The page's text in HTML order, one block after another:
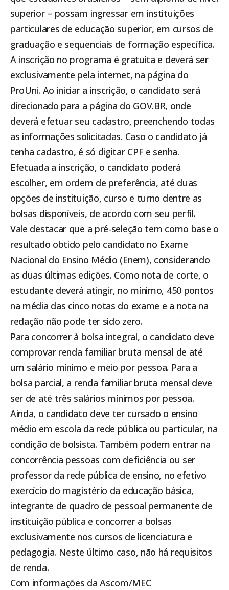
superior – possam ingressar em instituições
particulares de educação superior, em cursos de
graduação e sequenciais de formação específica.
A inscrição no programa é gratuita e deverá ser
exclusivamente pela internet, na página do
ProUni. Ao iniciar a inscrição, o candidato será
direcionado para a página do GOV.BR, onde
deverá efetuar seu cadastro, preenchendo todas
as informações solicitadas. Caso o candidato já
tenha cadastro, é só digitar CPF e senha.
Efetuada a inscrição, o candidato poderá
escolher, em ordem de preferência, até duas
opções de instituição, curso e turno dentre as
bolsas disponíveis, de acordo com seu perfil.
Vale destacar que a pré-seleção tem como base o
resultado obtido pelo candidato no Exame
Nacional do Ensino Médio (Enem), considerando
as duas últimas edições. Como nota de corte, o
estudante deverá atingir, no mínimo, 450 pontos
na média das cinco notas do exame e a nota na
redação não pode ter sido zero.
Para concorrer à bolsa integral, o candidato deve
comprovar renda familiar bruta mensal de até
um salário mínimo e meio por pessoa. Para a
bolsa parcial, a renda familiar bruta mensal deve
ser de até três salários mínimos por pessoa.
Ainda, o candidato deve ter cursado o ensino
médio em escola da rede pública ou particular, na
condição de bolsista. Também podem entrar na
concorrência pessoas com deficiência ou ser
professor da rede pública de ensino, no efetivo
exercício do magistério da educação básica,
integrante de quadro de pessoal permanente de
instituição pública e concorrer a bolsas
exclusivamente nos cursos de licenciatura e
pedagogia. Neste último caso, não há requisitos
de renda.
Com informações da Ascom/MEC